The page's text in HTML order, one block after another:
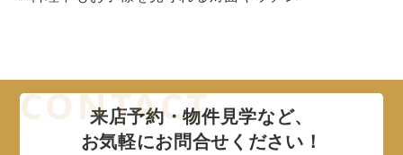
来店予約・物件見学など、
お気軽にお問合せください！